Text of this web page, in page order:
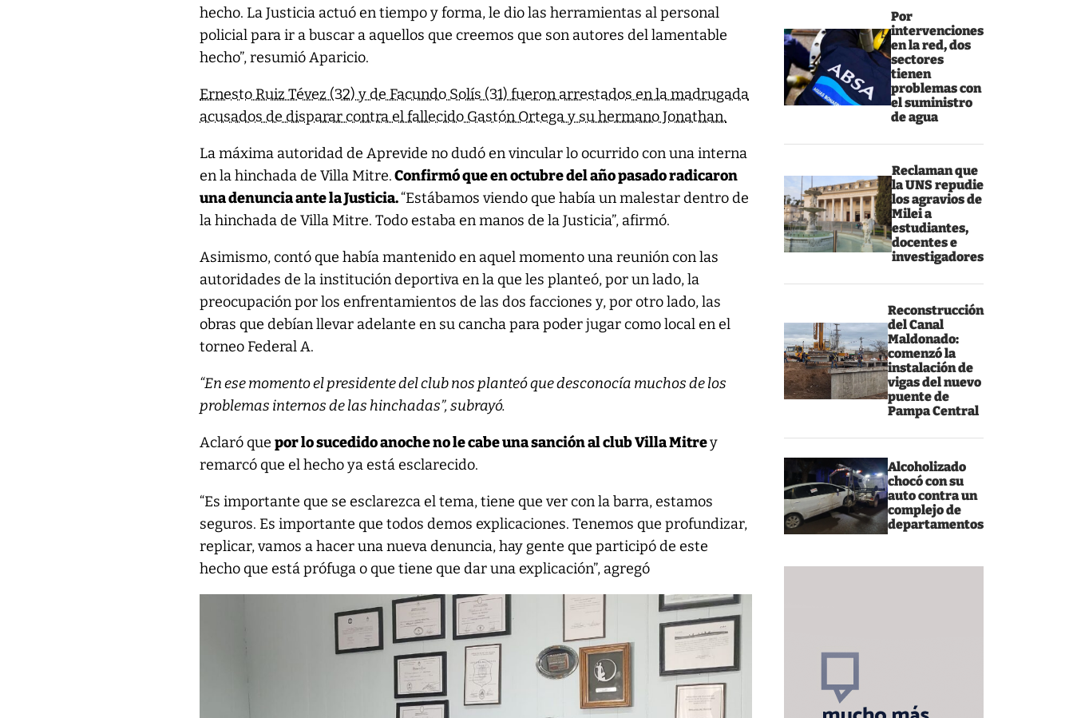
Por
intervenciones
en la red, dos
sectores
tienen
problemas con
el suministro
de agua
Reclaman que
la UNS repudie
los agravios de
Milei a
estudiantes,
docentes e
investigadores
Reconstrucción
del Canal
Maldonado:
comenzó la
instalación de
vigas del nuevo
puente de
Pampa Central
Alcoholizado
chocó con su
auto contra un
complejo de
departamentos
hecho. La Justicia actuó en tiempo y forma, le dio las herramientas al personal
policial para ir a buscar a aquellos que creemos que son autores del lamentable
hecho”, resumió Aparicio.
Ernesto Ruiz Tévez (32) y de Facundo Solís (31) fueron arrestados en la madrugada
acusados de disparar contra el fallecido Gastón Ortega y su hermano Jonathan.
La máxima autoridad de Aprevide no dudó en vincular lo ocurrido con una interna
en la hinchada de Villa Mitre.Confirmó que en octubre del año pasado radicaron
una denuncia ante la Justicia.“Estábamos viendo que había un malestar dentro de
la hinchada de Villa Mitre. Todo estaba en manos de la Justicia”, afirmó.
Asimismo, contó que había mantenido en aquel momento una reunión con las
autoridades de la institución deportiva en la que les planteó, por un lado, la
preocupación por los enfrentamientos de las dos facciones y, por otro lado, las
obras que debían llevar adelante en su cancha para poder jugar como local en el
torneo Federal A.
“En ese momento el presidente del club nos planteó que desconocía muchos de los
problemas internos de las hinchadas”, subrayó.
Aclaró quepor lo sucedido anoche no le cabe una sanción al club Villa Mitrey
remarcó que el hecho ya está esclarecido.
“Es importante que se esclarezca el tema, tiene que ver con la barra, estamos
seguros. Es importante que todos demos explicaciones. Tenemos que profundizar,
replicar, vamos a hacer una nueva denuncia, hay gente que participó de este
hecho que está prófuga o que tiene que dar una explicación”, agregó